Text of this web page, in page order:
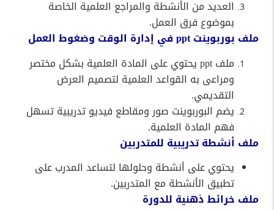
العديد من الأنشطة والمراجع العلمية الخاصة
بموضوع فرق العمل.
ملف بوربوينت ppt في إدارة الوقت وضغوط العمل
ملف ppt يحتوي على المادة العلمية بشكل مختصر
ومراعى به القواعد العلمية لتصميم العرض
التقديمي.
يضم البوربوينت صور ومقاطع فيديو تدريبية تسهل
فهم المادة العلمية.
ملف أنشطة تدريبية للمتدربين
يحتوي على أنشطة وحلولها لتساعد المدرب على
تطبيق الأنشطة مع المتدربين.
ملف خرائط ذهنية للدورة